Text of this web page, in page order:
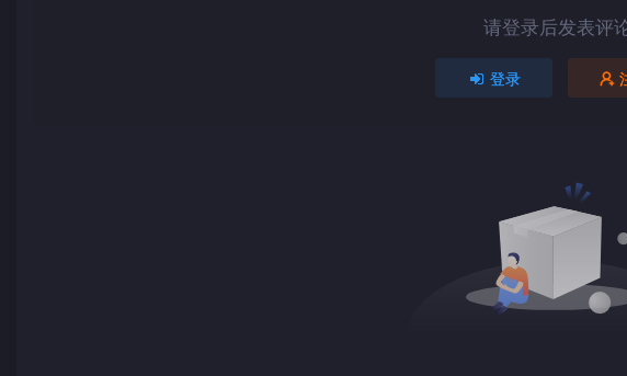
请登录后发表评
登录